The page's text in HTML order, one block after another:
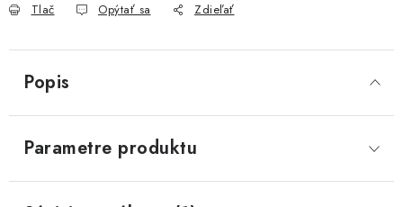
Tlač Opýtať sa Zdieľať
Popis
Parametre produktu